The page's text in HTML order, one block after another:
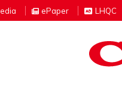
ePaper LHQC